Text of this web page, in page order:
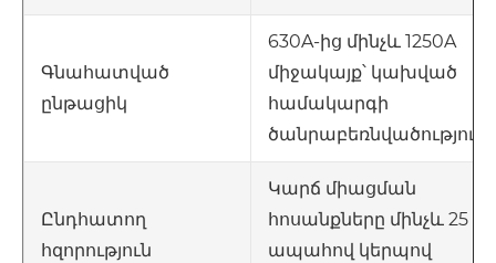
Գնահատված
ընթացիկ
630A-ից մինչև 1250A
միջակայք՝ կախված
համակարգի
Ընդհատող
հզորություն
Կարճ միացման
հոսանքները մինչև 25 կԱ
ապահով կերպով